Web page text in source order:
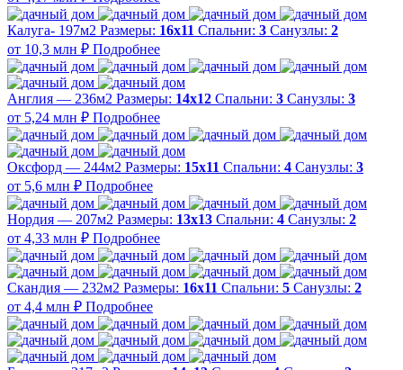
Калуга- 197м2 Размеры: 16х11 Спальни: 3 Санузлы: 2
от 10,3 млн ₽ Подробнее
Англия — 236м2 Размеры: 14х12 Спальни: 3 Санузлы: 3
от 5,24 млн ₽ Подробнее
Оксфорд — 244м2 Размеры: 15х11 Спальни: 4 Санузлы: 3
от 5,6 млн ₽ Подробнее
Нордия — 207м2 Размеры: 13х13 Спальни: 4 Санузлы: 2
от 4,33 млн ₽ Подробнее
Скандия — 232м2 Размеры: 16х11 Спальни: 5 Санузлы: 2
от 4,4 млн ₽ Подробнее